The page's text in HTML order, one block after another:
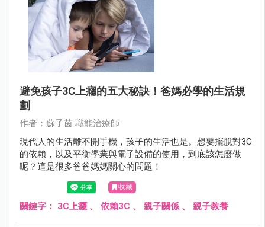
避免孩子3C上癮的五大秘訣！爸媽必學的生活規
劃
作者：蘇子茵 職能治療師
現代人的生活離不開手機，孩子的生活也是。想要擺脫對3C
的依賴，以及平衡學業與電子設備的使用，到底該怎麼做
呢？這是很多爸爸媽媽關心的問題！
收藏
關鍵字： 3C上癮 、 依賴3C 、 親子關係 、 親子教養